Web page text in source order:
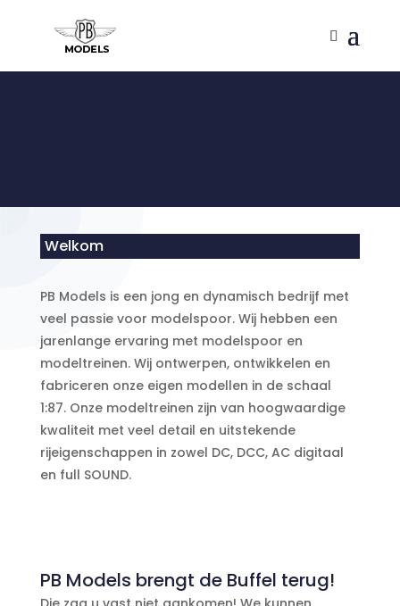
Welkom
PB Models is een jong en dynamisch bedrijf met
veel passie voor modelspoor. Wij hebben een
jarenlange ervaring met modelspoor en
modeltreinen. Wij ontwerpen, ontwikkelen en
fabriceren onze eigen modellen in de schaal
1:87. Onze modeltreinen zijn van hoogwaardige
kwaliteit met veel detail en uitstekende
rijeigenschappen in zowel DC, DCC, AC digitaal
en full SOUND.
PB Models brengt de Buffel terug!